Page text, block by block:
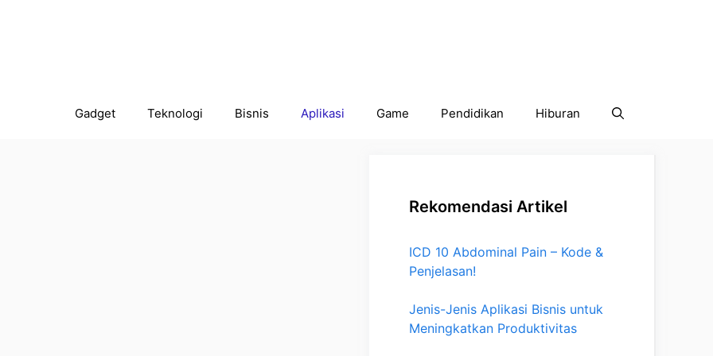
Gadget Teknologi Bisnis Aplikasi Game Pendidikan Hiburan
Rekomendasi Artikel
ICD 10 Abdominal Pain – Kode &
Penjelasan!
Jenis-Jenis Aplikasi Bisnis untuk
Meningkatkan Produktivitas